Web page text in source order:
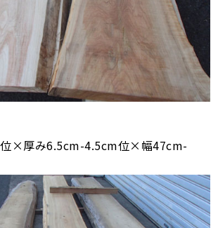
×厚み6.5cm-4.5cm位×幅47cm-